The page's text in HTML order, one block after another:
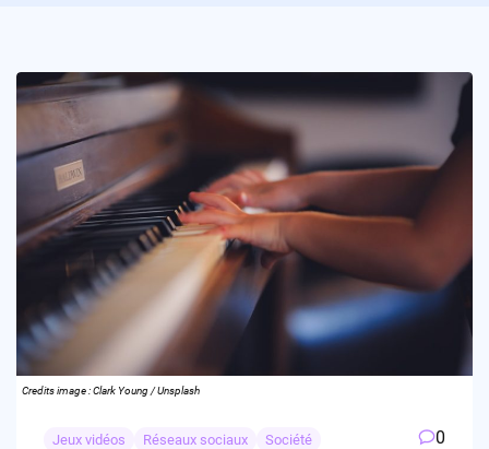
Credits image : Clark Young / Unsplash
Jeux vidéos Réseaux sociaux Société 0